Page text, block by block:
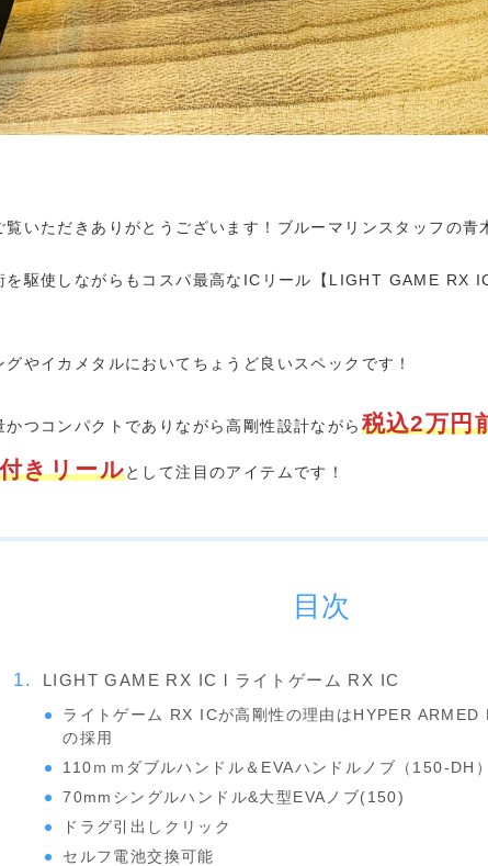
覧いただきありがとうございます！ブルーマリンスタッフの青
を駆使しながらもコスパ最高なICリール【LIGHT GAME RX
やイカメタルにおいてちょうど良いスペックです！
かつコンパクトでありながら高剛性設計ながら 税込2万円
きリールとして注目のアイテムです！
目次
LIGHT GAME RX IC l ライトゲーム RX IC
ライトゲーム RX ICが高剛性の理由はHYPER ARMED
の採用
110ｍｍダブルハンドル＆EVAハンドルノブ（150-DH）
70mmシングルハンドル&大型EVAノブ(150)
ドラグ引出しクリック
セルフ電池交換可能